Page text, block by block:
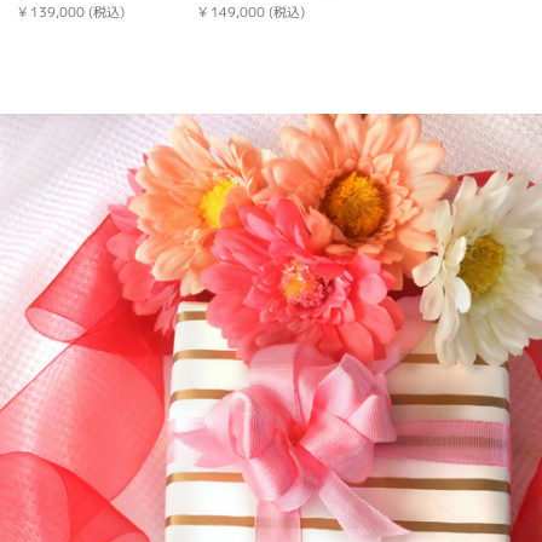
¥ 139,000 (税込) ¥ 149,000 (税込)